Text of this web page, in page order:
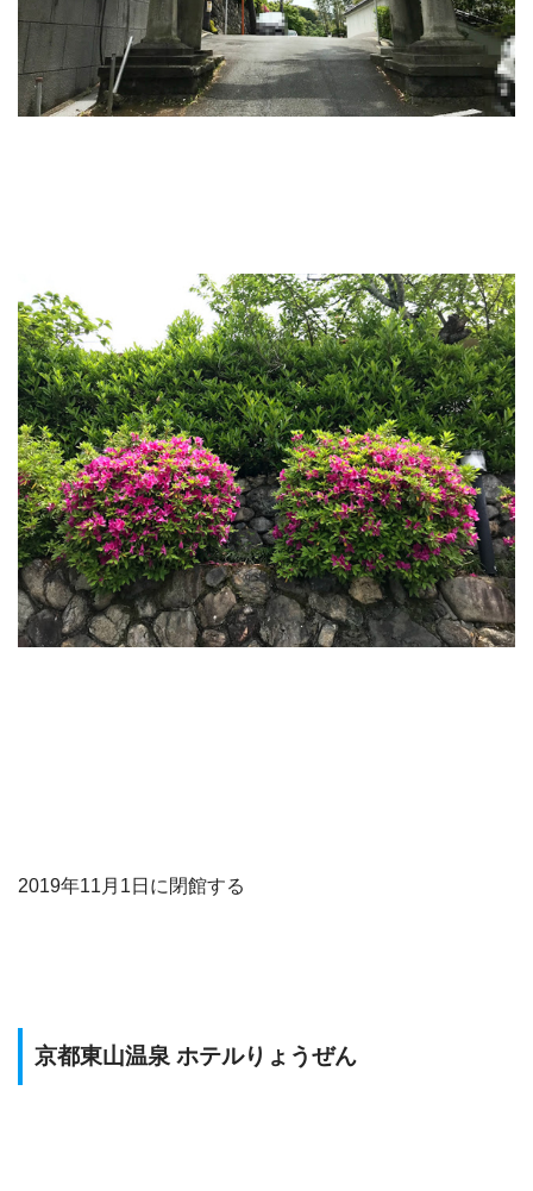
2019年11月1日に閉館する
京都東山温泉 ホテルりょうぜん